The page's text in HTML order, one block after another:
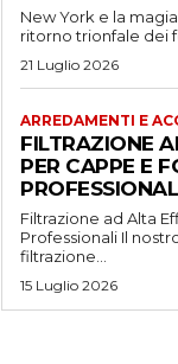
New York e la
ritorno trionfale dei
21 Luglio 2026
ARREDAMENTI E
FILTRAZIONE
PER CAPPE E
Filtrazione ad Alta
Professionali Il nostro sistema avanzato di
filtrazione...
15 Luglio 2026